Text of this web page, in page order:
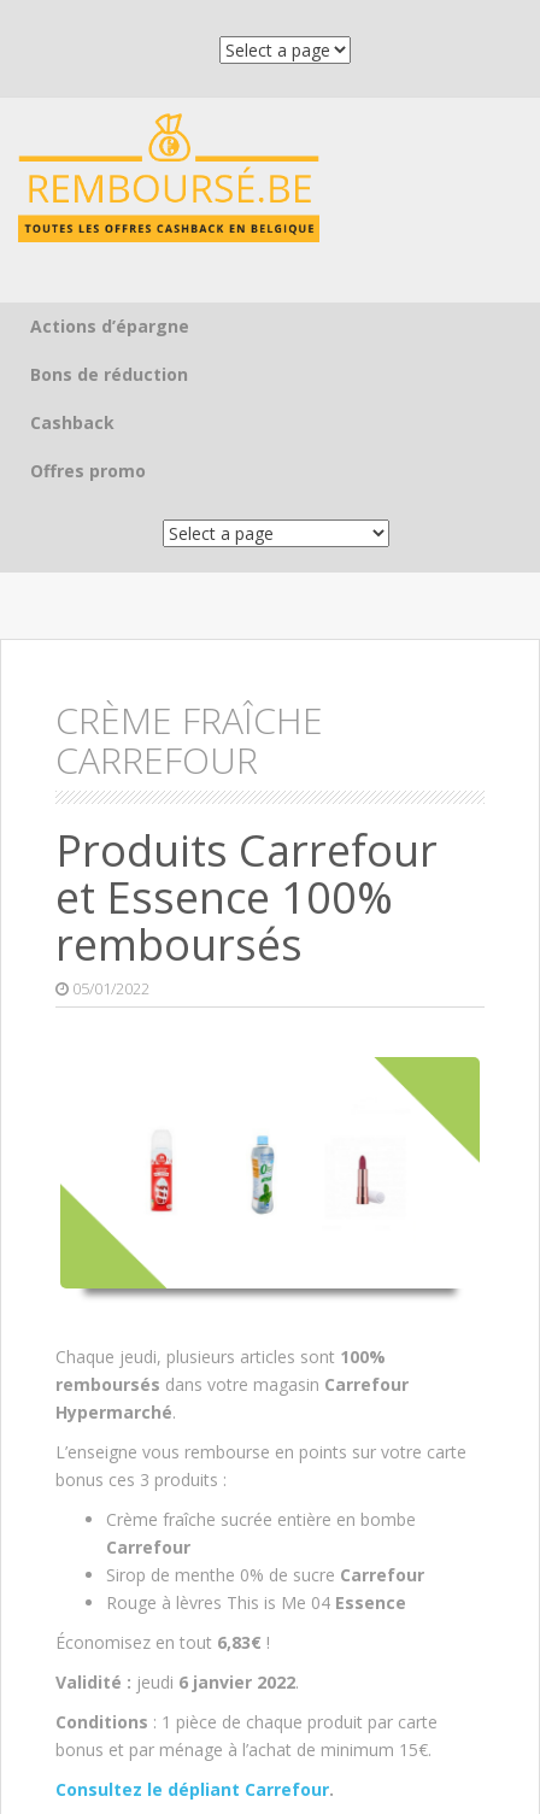
Skip to content
Actions d’épargne
Bons de réduction
Cashback
Offres promo
CRÈME FRAÎCHE
CARREFOUR
Produits Carrefour
et Essence 100%
remboursés
05/01/2022
Chaque jeudi, plusieurs articles sont 100%
remboursés dans votre magasin Carrefour
Hypermarché.
L’enseigne vous rembourse en points sur votre carte
bonus ces 3 produits :
Crème fraîche sucrée entière en bombe
Carrefour
Sirop de menthe 0% de sucre Carrefour
Rouge à lèvres This is Me 04 Essence
Économisez en tout 6,83€ !
Validité : jeudi 6 janvier 2022.
Conditions : 1 pièce de chaque produit par carte
bonus et par ménage à l’achat de minimum 15€.
Consultez le dépliant Carrefour.